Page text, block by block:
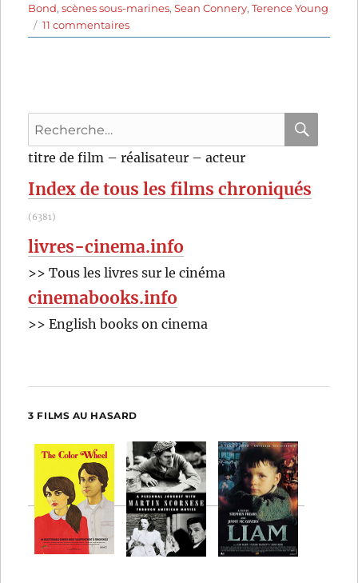
Bond,scènes sous-marines,Sean Connery,Terence Young
11 commentairessur
Opération
Recherche
pour
titre de film – réalisateur – acteur
Index de tous les films chroniqués
(6381)
livres-cinema.info
>> Tous les livres sur le cinéma
cinemabooks.info
>> English books on cinema
3 FILMS AU HASARD